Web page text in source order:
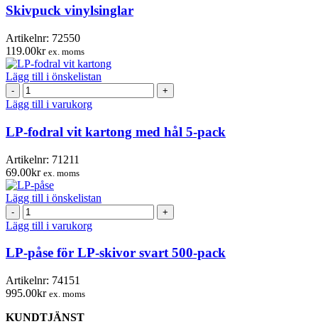
Skivpuck vinylsinglar
Artikelnr: 72550
119.00kr ex. moms
Lägg till i önskelistan
LP-
fodral
vit
kartong
med
5-
pack
mängd
Lägg till i varukorg
LP-fodral vit kartong med hål 5-pack
Artikelnr: 71211
69.00kr ex. moms
Lägg till i önskelistan
LP-
påse
för
LP-
skivor
svart
500-
pack
mängd
Lägg till i varukorg
LP-påse för LP-skivor svart 500-pack
Artikelnr: 74151
995.00kr ex. moms
KUNDTJÄNST